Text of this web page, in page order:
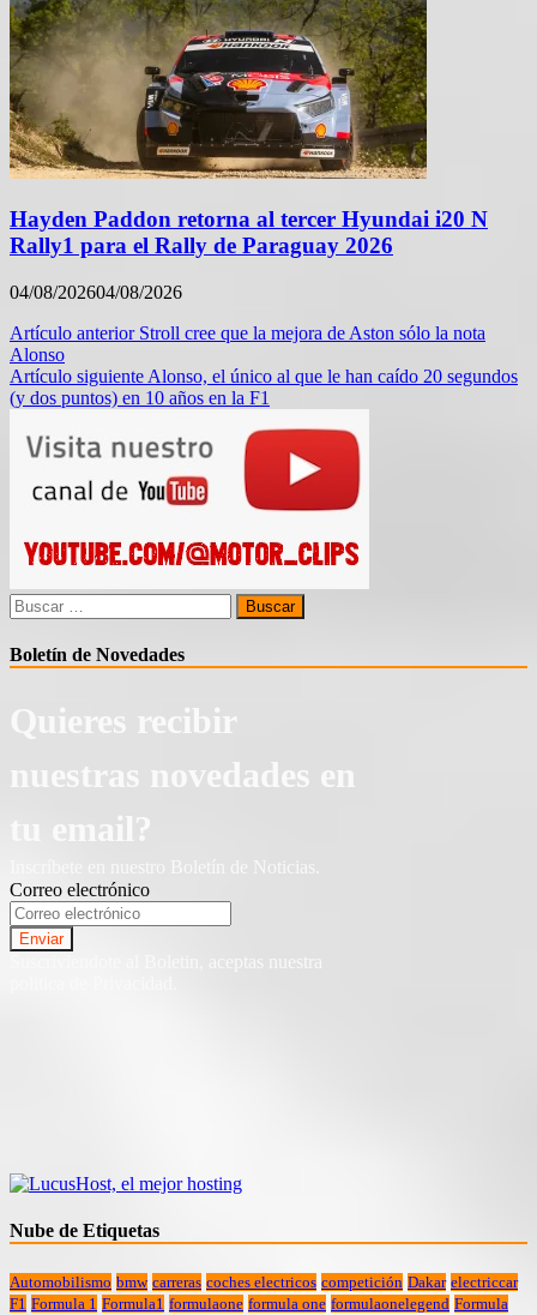
Hayden Paddon retorna al tercer Hyundai i20 N
Rally1 para el Rally de Paraguay 2026
04/08/202604/08/2026
Navegación
de
entradas
Artículo anterior Stroll cree que la mejora de Aston sólo la nota
Alonso
Artículo siguiente Alonso, el único al que le han caído 20 segundos
(y dos puntos) en 10 años en la F1
Buscar:
Boletín de Novedades
Quieres recibir
nuestras novedades en
tu email?
Inscríbete en nuestro Boletín de Noticias.
Correo electrónico
Suscriviendote al Boletin, aceptas nuestra
Nube de Etiquetas
Automobilismo bmw carreras coches electricos competición Dakar electriccar
F1 Formula 1 Formula1 formulaone formula one formulaonelegend Formula